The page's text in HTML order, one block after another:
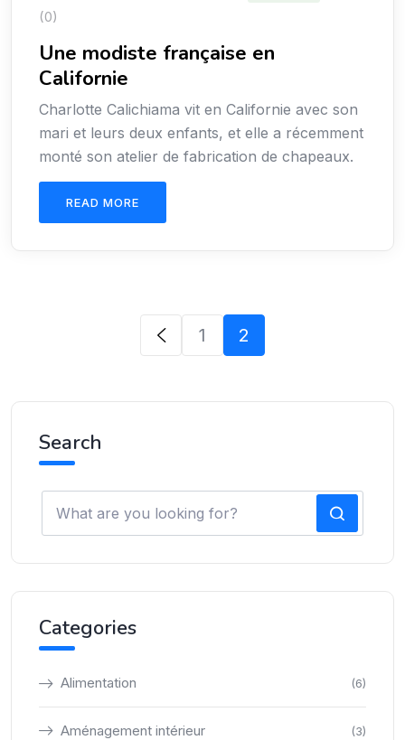
(0)
Une modiste française en
Californie
Charlotte Calichiama vit en Californie avec son
mari et leurs deux enfants, et elle a récemment
monté son atelier de fabrication de chapeaux.
READ MORE
1 2
Search
Categories
Alimentation (6)
Aménagement intérieur (3)